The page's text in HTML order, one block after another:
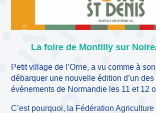
La foire de Montilly sur
Petit village de l’Orne, a vu comme à
débarquer une nouvelle édition d’un
évènements de Normandie les 11 et 12
C’est pourquoi, la Fédération